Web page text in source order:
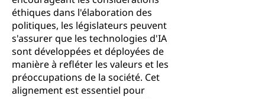
éthiques dans l'élaboration des
politiques, les législateurs peuvent
s'assurer que les technologies d'IA
sont développées et déployées de
manière à refléter les valeurs et les
préoccupations de la société. Cet
alignement est essentiel pour